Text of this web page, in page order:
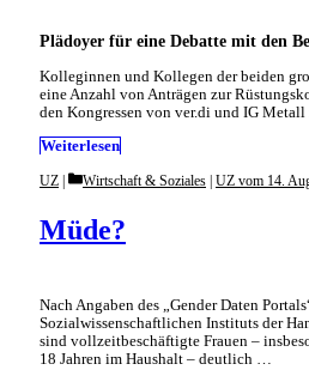
Plädoyer für eine Debatte mit den
Kolleginnen und Kollegen der beiden
eine Anzahl von Anträgen zur
den Kongressen von ver.di und IG
Weiterlesen
Müde?
UZ Categories
Wirtschaft & Soziales | UZ vom 14.
Nach Angaben des „Gender Daten
Sozialwissenschaftlichen Instituts der
sind vollzeitbeschäftigte Frauen –
18 Jahren im Haushalt – deutlich …